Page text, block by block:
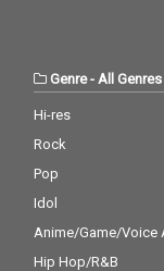
Genre- All Genres
Hi-res
Rock
Pop
Idol
Anime/Game/Voice
Hip Hop/R&B